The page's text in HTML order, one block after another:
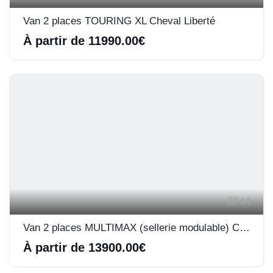
Van 2 places TOURING XL Cheval Liberté
À partir de 11990.00€
14
Van 2 places MULTIMAX (sellerie modulable) Cheval Liberté
À partir de 13900.00€